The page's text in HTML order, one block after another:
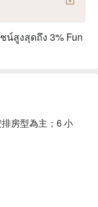
น์สูงสุดถึง 3% Fun
房型為主；6 小